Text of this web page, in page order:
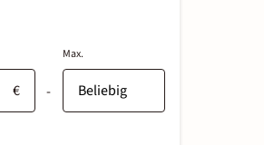
€ -
Max.